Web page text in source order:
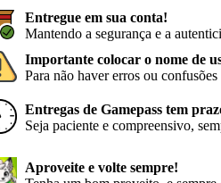
Entregue em sua conta!
Mantendo a segurança e a
Importante colocar o nome de
Para não haver erros ou
Entregas de Gamepass tem
Seja paciente e compreensivo,
Aproveite e volte sempre!